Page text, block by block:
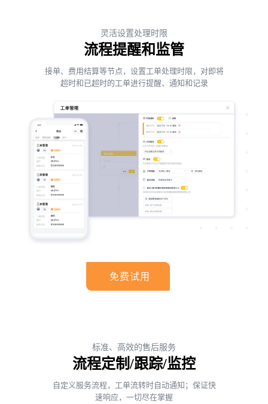
灵活设置处理时限
流程提醒和监管
接单、费用结算等节点，设置工单处理时限，对即将
超时和已超时的工单进行提醒、通知和记录
免费试用
标准、高效的售后服务
流程定制/跟踪/监控
自定义服务流程，工单流转时自动通知；保证快
速响应，一切尽在掌握